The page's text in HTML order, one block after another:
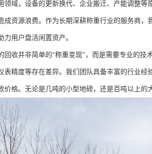
领域，设备的更新换代、企业搬迁、产能调整
成资源浪费。作为长期深耕称重行业的服务商
力用户盘活闲置资产。
回收并非简单的“称重变现”，而是需要专业的
表精度等存在差异。我们团队具备丰富的行业经
价格。无论是几吨的小型地磅，还是百吨以上的